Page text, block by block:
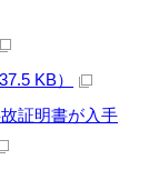
KB）
証明書が入手